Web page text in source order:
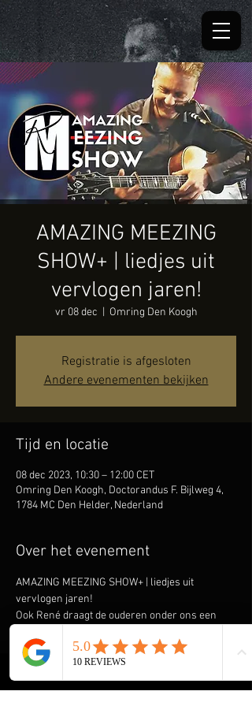
AMAZING MEEZING
SHOW+ | liedjes uit
vervlogen jaren!
vr 08 dec Omring Den Koogh
Registratie is afgesloten
Andere evenementen bekijken
Tijd en locatie
08 dec 2023, 10:30 – 12:00 CET
Omring Den Koogh, Doctorandus F. Bijlweg 4,
1784 MC Den Helder, Nederland
Over het evenement
AMAZING MEEZING SHOW+ | liedjes uit
vervlogen jaren!
Ook René draagt de ouderen onder ons een
om hen een onvergetelijke ochtend of middag
te bezorgen. Speciaal heeft hij de AMAZING
MEEZING SHOW+ samengesteld met liedjes uit